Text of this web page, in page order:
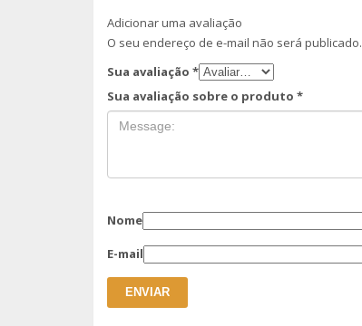
Adicionar uma avaliação
O seu endereço de e-mail não será publicado.
Sua avaliação *
Sua avaliação sobre o produto *
Nome
E-mail